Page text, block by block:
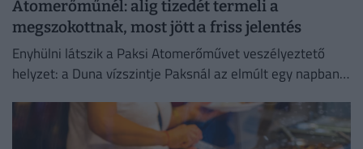
Atomerőműnél: alig tizedét termeli a
megszokottnak, most jött a friss jelentés
Enyhülni látszik a Paksi Atomerőművet veszélyeztető
helyzet: a Duna vízszintje Paksnál az elmúlt egy napban